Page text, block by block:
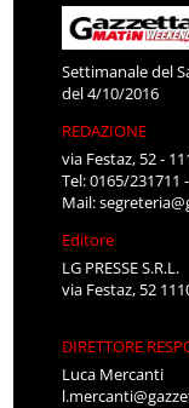
Settimanale del
del 4/10/2016
REDAZIONE
via Festaz, 52 -
Tel: 0165/231711
Mail:
Editore
LG PRESSE S.R.L.
via Festaz, 52
DIRETTORE
Luca Mercanti